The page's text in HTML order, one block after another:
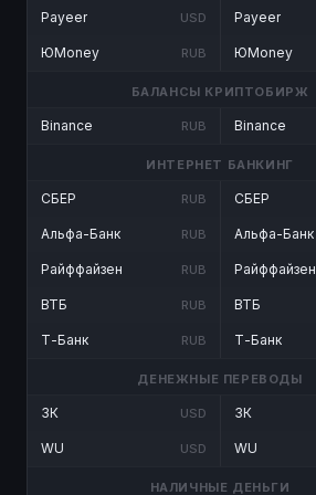
Payeer USD
ЮMoney RUB
Payeer
ЮMoney
БАЛАНСЫ КРИПТОБИРЖ
Binance RUB Binance
ИНТЕРНЕТ БАНКИНГ
СБЕР RUB
Альфа-Банк RUB
Райффайзен RUB
ВТБ RUB
Т-Банк RUB
СБЕР
Альфа-Банк
Райффайзен
ВТБ
Т-Банк
ДЕНЕЖНЫЕ ПЕРЕВОДЫ
ЗК USD
WU USD
ЗК
WU
НАЛИЧНЫЕ ДЕНЬГИ